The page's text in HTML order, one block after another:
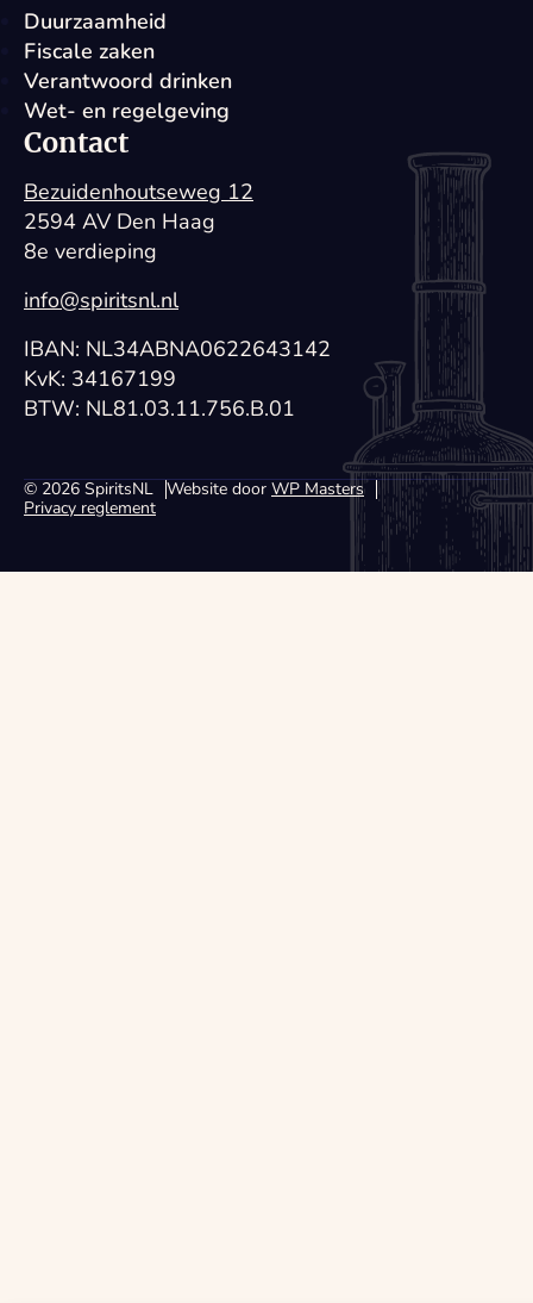
Duurzaamheid
Fiscale zaken
Verantwoord drinken
Wet- en regelgeving
Contact
Bezuidenhoutseweg 12
2594 AV Den Haag
8e verdieping
info@spiritsnl.nl
IBAN: NL34ABNA0622643142
KvK: 34167199
BTW: NL81.03.11.756.B.01
© 2026 SpiritsNL Website door WP Masters
Privacy reglement